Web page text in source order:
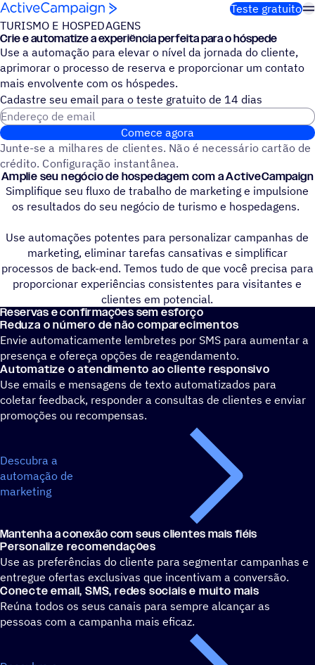
Pular para o conteúdo
Teste gratuito
TURISMO E HOSPEDAGENS
Crie e automatize a experiência perfeita para o hóspede
Use a automação para elevar o nível da jornada do cliente,
aprimorar o processo de reserva e proporcionar um contato
mais envolvente com os hóspedes.
Cadastre seu email para o teste gratuito de 14 dias
Endereço de email
Comece agora
Junte-se a milhares de clientes. Não é necessário cartão de
crédito. Configuração instantânea.
Amplie seu negócio de hospedagem com a ActiveCampaign
Simplifique seu fluxo de trabalho de marketing e impulsione
os resultados do seu negócio de turismo e hospedagens.
Use automações potentes para personalizar campanhas de
marketing, eliminar tarefas cansativas e simplificar
processos de back-end. Temos tudo de que você precisa para
proporcionar experiências consistentes para visitantes e
clientes em potencial.
Reservas e confirmações sem esforço
Reduza o número de não comparecimentos
Envie automaticamente lembretes por SMS para aumentar a
presença e ofereça opções de reagendamento.
Automatize o atendimento ao cliente responsivo
Use emails e mensagens de texto automatizados para
coletar feedback, responder a consultas de clientes e enviar
promoções ou recompensas.
Descubra a
automação de
marketing
Mantenha a conexão com seus clientes mais fiéis
Personalize recomendações
Use as preferências do cliente para segmentar campanhas e
entregue ofertas exclusivas que incentivam a conversão.
Conecte email, SMS, redes sociais e muito mais
Reúna todos os seus canais para sempre alcançar as
pessoas com a campanha mais eficaz.